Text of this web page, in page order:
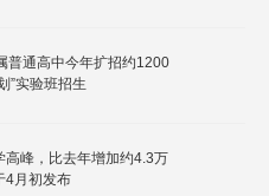
普通高中今年扩招约1200
”实验班招生
高峰，比去年增加约4.3万
4月初发布